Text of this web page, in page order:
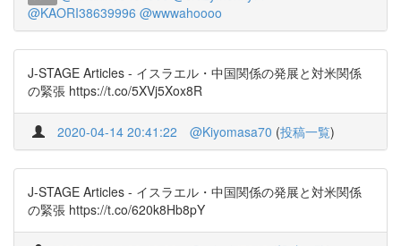
@KAORI38639996 @wwwahoooo
J-STAGE Articles - イスラエル・中国関係の発展と対米関係
の緊張 https://t.co/5XVj5Xox8R
2020-04-14 20:41:22 @Kiyomasa70 (投稿一覧)
J-STAGE Articles - イスラエル・中国関係の発展と対米関係
の緊張 https://t.co/620k8Hb8pY